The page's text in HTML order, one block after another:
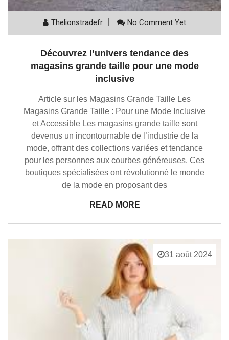
Thelionstradefr No Comment Yet
Découvrez l’univers tendance des
magasins grande taille pour une mode
inclusive
Article sur les Magasins Grande Taille Les
Magasins Grande Taille : Pour une Mode Inclusive
et Accessible Les magasins grande taille sont
devenus un incontournable de l’industrie de la
mode, offrant des collections variées et tendance
pour les personnes aux courbes généreuses. Ces
boutiques spécialisées ont révolutionné le monde
de la mode en proposant des
READ MORE
31 août 2024